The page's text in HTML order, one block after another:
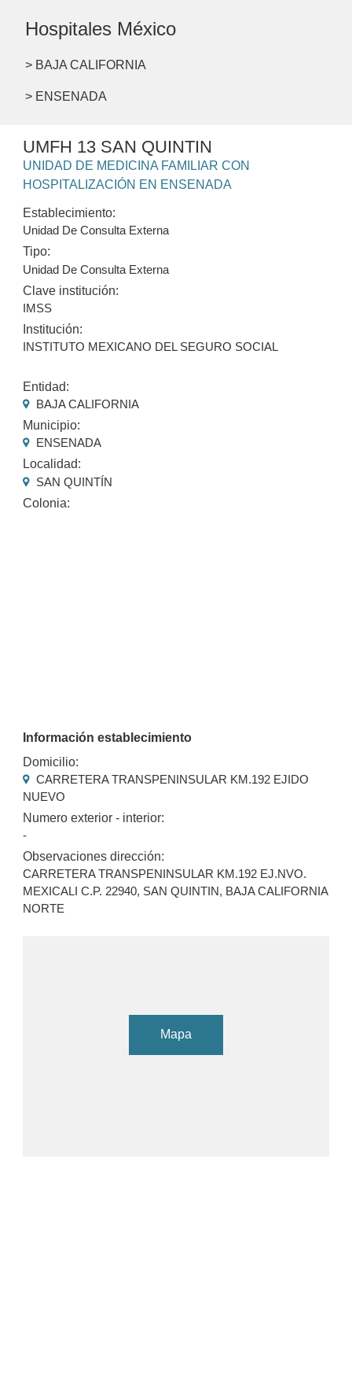
Hospitales México
> BAJA CALIFORNIA
> ENSENADA
UMFH 13 SAN QUINTIN
UNIDAD DE MEDICINA FAMILIAR CON
HOSPITALIZACIÓN EN ENSENADA
Establecimiento:
Unidad De Consulta Externa
Tipo:
Unidad De Consulta Externa
Clave institución:
IMSS
Institución:
INSTITUTO MEXICANO DEL SEGURO SOCIAL
Entidad:
BAJA CALIFORNIA
Municipio:
ENSENADA
Localidad:
SAN QUINTÍN
Colonia:
Información establecimiento
Domicilio:
CARRETERA TRANSPENINSULAR KM.192 EJIDO
NUEVO
Numero exterior - interior:
-
Observaciones dirección:
CARRETERA TRANSPENINSULAR KM.192 EJ.NVO.
MEXICALI C.P. 22940, SAN QUINTIN, BAJA CALIFORNIA
NORTE
Mapa